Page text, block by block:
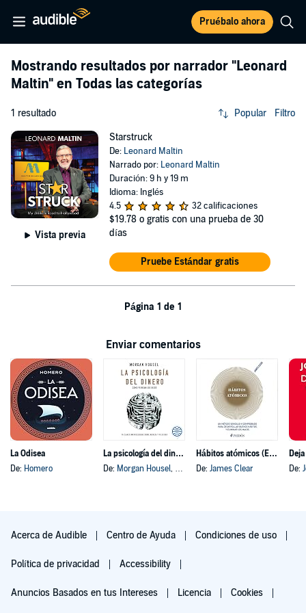
Pruébalo ahora
Mostrando resultados por narrador "Leonard
Maltin" en Todas las categorías
1 resultado Popular Filtro
Vista previa
Starstruck
De: Leonard Maltin
Narrado por: Leonard Maltin
Duración: 9 h y 19 m
Idioma: Inglés
4.5
32 calificaciones
$19.78 o gratis con una prueba de 30
días
Pruebe Estándar gratis
Página 1 de 1
Enviar comentarios
La Odisea
De: Homero
La psicología del dinero
De: Morgan Housel, y otros
Hábitos atómicos (Español neutro)
De: James Clear
De:
Acerca de Audible Centro de Ayuda Condiciones de uso
Política de privacidad Accessibility
Anuncios Basados en tus Intereses Licencia Cookies